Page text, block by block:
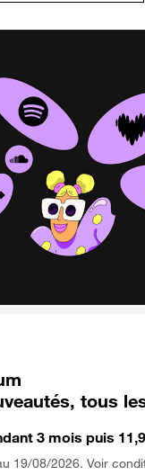
tous
3 mois puis
19/08/2026. Voir